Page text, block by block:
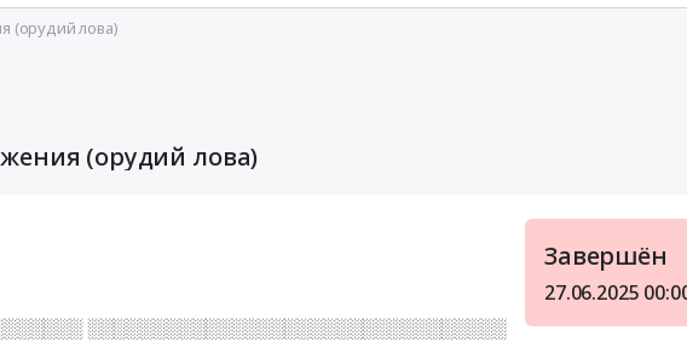
(орудий лова)
(орудий лова)
░░░░░░░░░░░░░░░░░░░░░░░░░░░░░░░░
Завершён
27.06.2025